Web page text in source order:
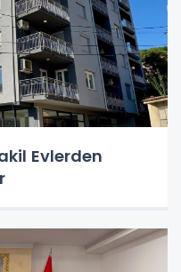
Evlerden